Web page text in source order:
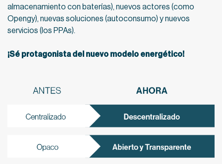
almacenamiento con baterías), nuevos actores (como
Opengy), nuevas soluciones (autoconsumo) y nuevos
servicios (los PPAs).
¡Sé protagonista del nuevo modelo energético!